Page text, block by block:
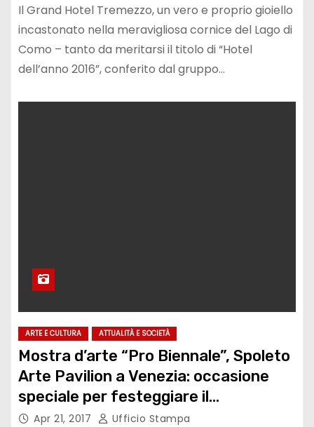
Il Grand Hotel Tremezzo, un vero e proprio gioiello
incastonato nella meravigliosa cornice del Lago di
Como – tanto da meritarsi il titolo di “Hotel
dell’anno 2016”, conferito dal gruppo…
ARTE E CULTURA ATTUALITÀ E SOCIETÀ
Mostra d’arte “Pro Biennale”, Spoleto
Arte Pavilion a Venezia: occasione
speciale per festeggiare il
compleanno di Vittorio Sgarbi
Apr 21, 2017 Ufficio Stampa